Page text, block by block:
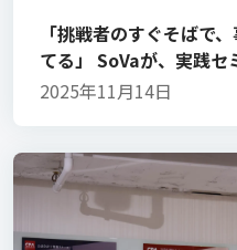
「挑戦者のすぐそばで
てる」 SoVaが、実践
2025年11月14日